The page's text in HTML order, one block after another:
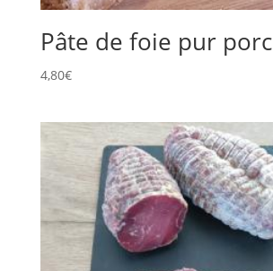
Pâte de foie pur porc
4,80€